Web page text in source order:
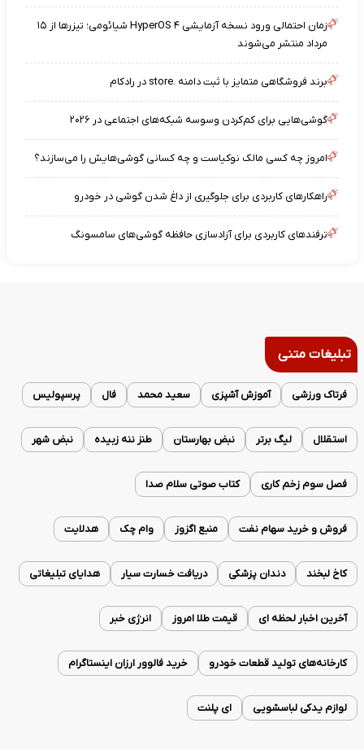
زمان احتمالی ورود نسخه آزمایشی HyperOS ۴ شیائومی؛ تیزرها از ۱۵
مرداد منتشر می‌شوند
برند فروشگاهی متمایز با ثبت دامنه .store در رادکام
گوشی‌هایی برای کم‌کردن وسوسه شبکه‌های اجتماعی در ۲۰۲۶
امروز چه کسی مالک نوکیاست و چه کسانی گوشی‌هایش را می‌سازند؟
راهکارهای کاربردی برای جلوگیری از داغ شدن گوشی در خودرو
ترفندهای کاربردی برای آزادسازی حافظه گوشی‌های سامسونگ
تبلیغات متنی
فرتاک ورزشی آموزش آشپزی سعید محمد فال پرسپولیس
استقلال لیگ برتر نبض بهارستان طنز ننه زبیده نبض شهر
فصل سوم زخم کاری کتاب صوتی سلام صدا
فروش و خرید سهام نفت منبع اگزوز وام چک هدلایت
کاخ لبخند دندان پزشکی دریافت خسارت سیار هدایای تبلیغاتی
آخرین اخبار لحظه ای قیمت طلا امروز انرژی خبر
کارخانه‌های تولید قطعات خودرو خرید فالوور ارزان اینستاگرام
لوازم یدکی لباسشویی ای پلنت